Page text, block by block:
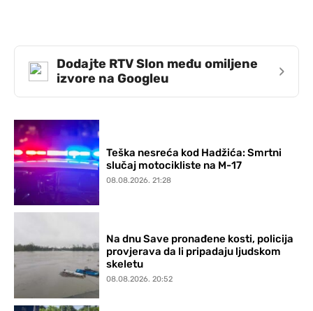
Dodajte RTV Slon među omiljene
izvore na Googleu
›
Teška nesreća kod Hadžića: Smrtni
slučaj motocikliste na M-17
08.08.2026. 21:28
Na dnu Save pronađene kosti, policija
provjerava da li pripadaju ljudskom
skeletu
08.08.2026. 20:52